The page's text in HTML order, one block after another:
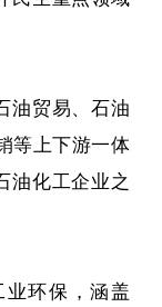
油贸易、石油
等上下游一体
油化工企业之
环保，涵盖